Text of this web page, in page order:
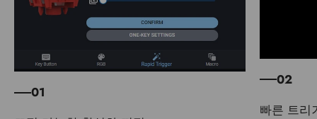
01
02